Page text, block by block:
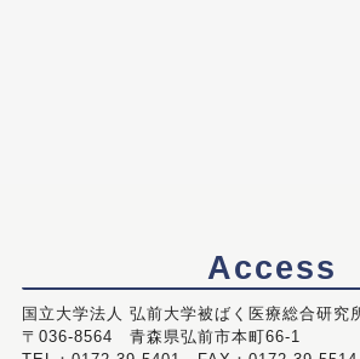
Access
国立大学法人 弘前大学被ばく医療総合研究
〒036-8564 青森県弘前市本町66-1